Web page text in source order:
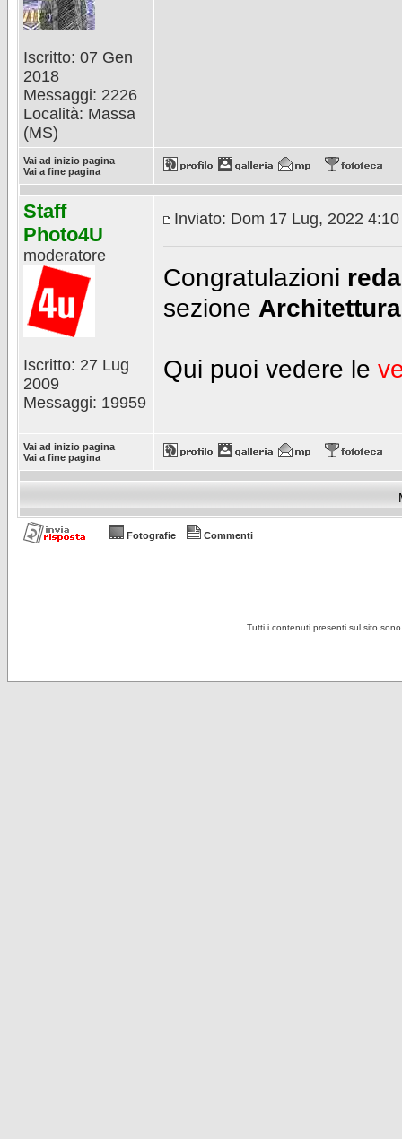
Iscritto: 07 Gen
2018
Messaggi: 2226
Località: Massa
(MS)
Vai ad inizio pagina
Vai a fine pagina
Staff
Photo4U
moderatore
Iscritto: 27 Lug
2009
Messaggi: 19959
Inviato: Dom 17 Lug, 2022
Congratulazioni
sezione Architettura
Qui puoi vedere le
Vai ad inizio pagina
Vai a fine pagina
Fotografie Commenti
Tutti i contenuti presenti sul sito